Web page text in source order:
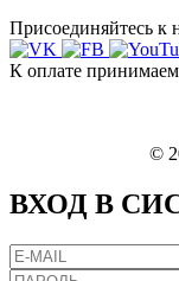
Присоединяйтесь к
К оплате принимаем
©
ВХОД В